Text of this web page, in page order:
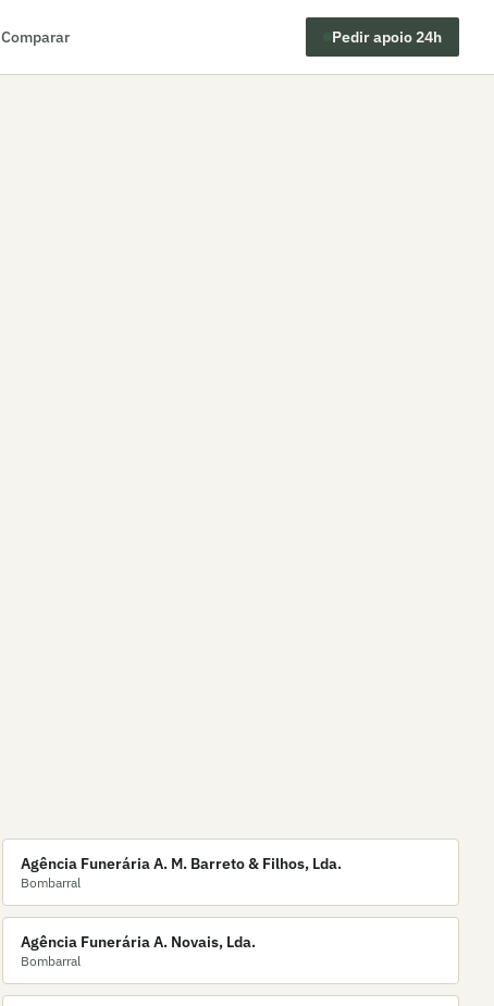
Comparar Pedir apoio 24h
Agência Funerária A. M. Barreto & Filhos, Lda.
Bombarral
Agência Funerária A. Novais, Lda.
Bombarral